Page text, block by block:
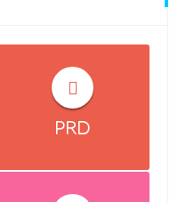
PRD